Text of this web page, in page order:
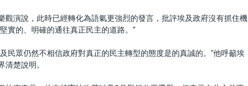
觀演說，此時已經轉化為語氣更強烈的發言，批評埃及政府沒有抓住機
實的、明確的通往真正民主的道路。”
民眾仍然不相信政府對真正的民主轉型的態度是的真誠的。”他呼籲埃
清楚說明。